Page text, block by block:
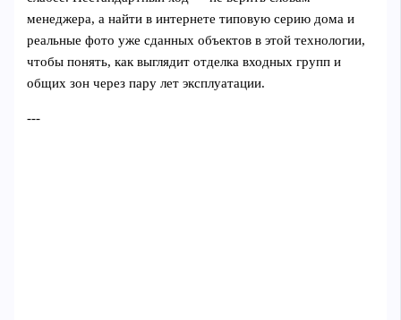
менеджера, а найти в интернете типовую серию дома и
реальные фото уже сданных объектов в этой технологии,
чтобы понять, как выглядит отделка входных групп и
общих зон через пару лет эксплуатации.
---